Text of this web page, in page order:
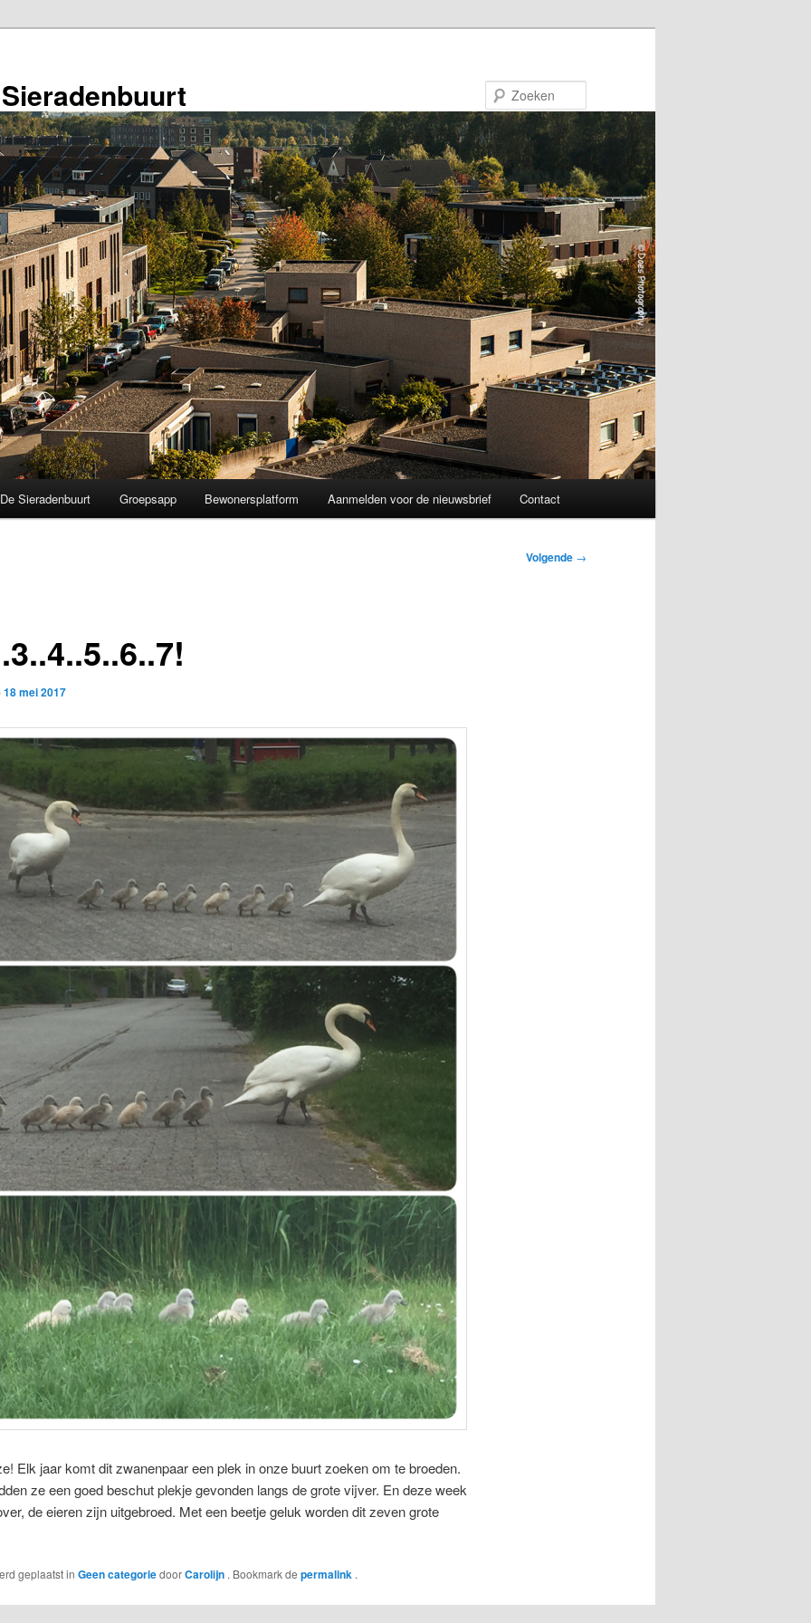
De Sieradenbuurt Groepsapp Bewonersplatform Aanmelden voor de nieuwsbrief Contact
Volgende →
18 mei 2017
Elk jaar komt dit zwanenpaar een plek in onze buurt zoeken om te broeden.
ze een goed beschut plekje gevonden langs de grote vijver. En deze week
de eieren zijn uitgebroed. Met een beetje geluk worden dit zeven grote
geplaatst in Geen categoriedoorCarolijn . Bookmark de permalink .